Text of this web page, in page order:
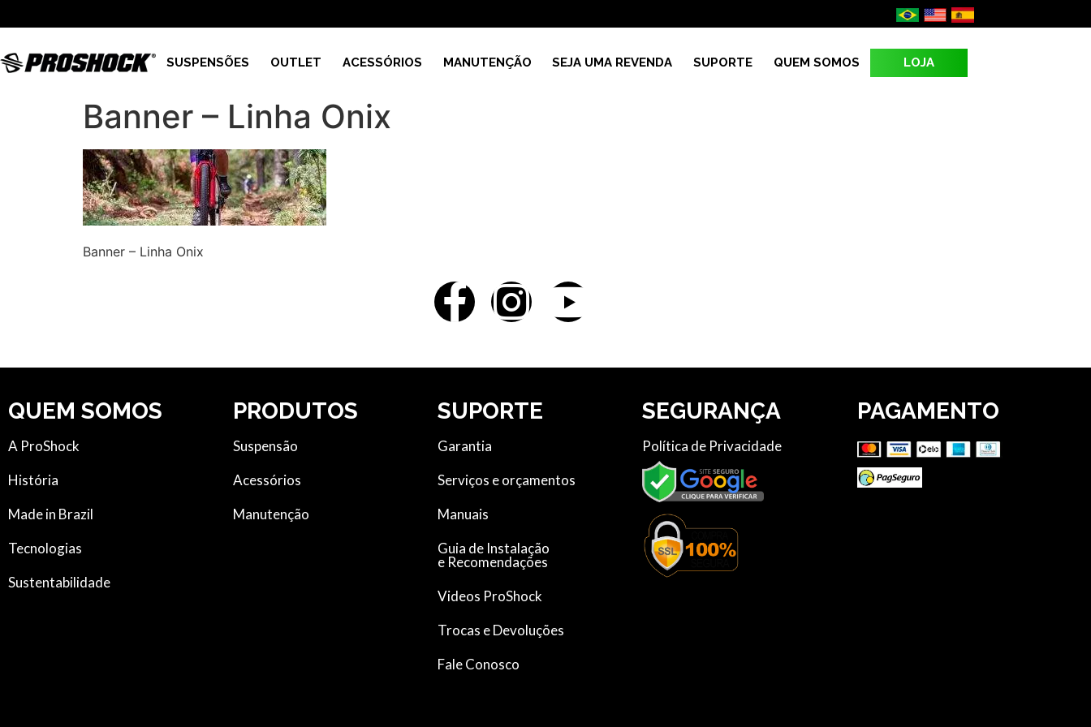
SUSPENSÕES OUTLET ACESSÓRIOS MANUTENÇÃO SEJA UMA REVENDA SUPORTE QUEM SOMOS LOJA
Banner – Linha Onix
Banner – Linha Onix
QUEM SOMOS
A ProShock
História
Made in Brazil
Tecnologias
Sustentabilidade
PRODUTOS
Suspensão
Acessórios
Manutenção
SUPORTE
Garantia
Serviços e orçamentos
Manuais
Guia de Instalação
e Recomendações
Videos ProShock
Trocas e Devoluções
Fale Conosco
SEGURANÇA
Política de Privacidade
PAGAMENTO